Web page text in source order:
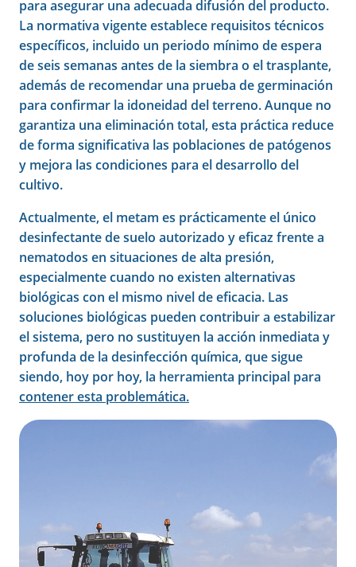
para asegurar una adecuada difusión del producto.
La normativa vigente establece requisitos técnicos
específicos, incluido un periodo mínimo de espera
de seis semanas antes de la siembra o el trasplante,
además de recomendar una prueba de germinación
para confirmar la idoneidad del terreno. Aunque no
garantiza una eliminación total, esta práctica reduce
de forma significativa las poblaciones de patógenos
y mejora las condiciones para el desarrollo del
cultivo.
Actualmente, el metam es prácticamente el único
desinfectante de suelo autorizado y eficaz frente a
nematodos en situaciones de alta presión,
especialmente cuando no existen alternativas
biológicas con el mismo nivel de eficacia. Las
soluciones biológicas pueden contribuir a estabilizar
el sistema, pero no sustituyen la acción inmediata y
profunda de la desinfección química, que sigue
siendo, hoy por hoy, la herramienta principal para
contener esta problemática.